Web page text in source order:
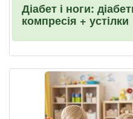
Діабет і ноги:
компресія + устілки